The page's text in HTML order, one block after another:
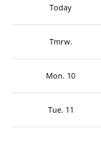
Today
Tmrw.
Mon. 10
Tue. 11